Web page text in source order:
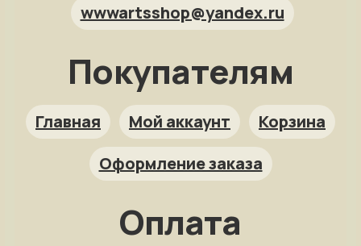
wwwartsshop@yandex.ru
Покупателям
Главная Мой аккаунт
Корзина
Оформление заказа
Оплата
Арт-помощница
ArtsShop.ru
Репродукция на заказ